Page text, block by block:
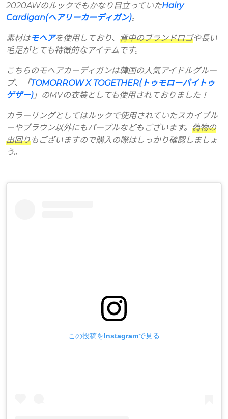
2020AWのルックでもかなり目立っていたHairy
Cardigan(ヘアリーカーディガン)。
素材はモヘアを使用しており、 背中のブランドロゴや長い
毛足がとても特徴的なアイテムです。
こちらのモヘアカーディガンは韓国の人気アイドルグルー
プ、「TOMORROW X TOGETHER(トゥモローバイトゥ
ゲザー)」のMVの衣装としても使用されておりました！
カラーリングとしてはルックで使用されていたスカイブル
ーやブラウン以外にもパープルなどもございます。 偽物の
出回りもございますので購入の際はしっかり確認しましょ
う。
この投稿をInstagramで見る